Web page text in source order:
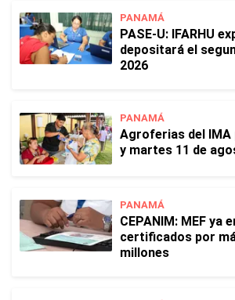
PANAMÁ
PASE-U: IFARHU
depositará el
2026
PANAMÁ
Agroferias del IMA
y martes 11 de
PANAMÁ
CEPANIM: MEF ya
certificados por
millones